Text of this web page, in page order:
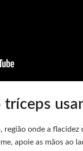
onde a
apoie as mãos ao